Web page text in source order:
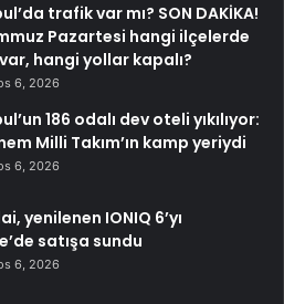
trafik var mı? SON DAKİKA!
Pazartesi hangi ilçelerde
hangi yollar kapalı?
6, 2026
186 odalı dev oteli yıkılıyor:
Milli Takım’ın kamp yeriydi
6, 2026
yenilenen IONIQ 6’yı
satışa sundu
6, 2026